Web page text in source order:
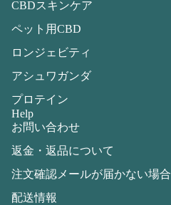
CBDスキンケア
ペット用CBD
ロンジェビティ
アシュワガンダ
プロテイン
Help
お問い合わせ
返金・返品について
注文確認メールが届かない場合
配送情報